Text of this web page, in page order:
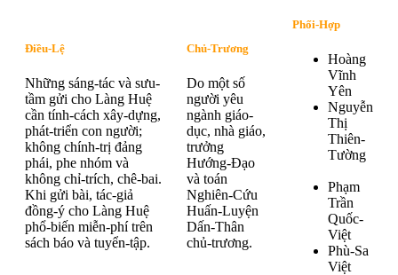
Điều-Lệ
Những sáng-tác và sưu-
tầm gửi cho Làng Huệ
cần tính-cách xây-dựng,
phát-triển con người;
không chính-trị đảng
phái, phe nhóm và
không chỉ-trích, chê-bai.
Khi gửi bài, tác-giả
đồng-ý cho Làng Huệ
phổ-biến miễn-phí trên
sách báo và tuyển-tập.
Chủ-Trương
Do một số
người yêu
ngành giáo-
dục, nhà giáo,
trưởng
Hướng-Đạo
và toán
Nghiên-Cứu
Huấn-Luyện
Dấn-Thân
chủ-trương.
Phối-Hợp
Hoàng
Vĩnh
Yên
Nguyễn
Thị
Thiên-
Tường
Phạm
Trần
Quốc-
Việt
Phù-Sa
Việt